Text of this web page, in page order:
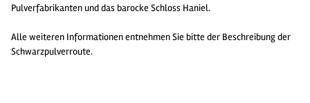
Pulverfabrikanten und das barocke Schloss Haniel.
Alle weiteren Informationen entnehmen Sie bitte der Beschreibung der
Schwarzpulverroute.